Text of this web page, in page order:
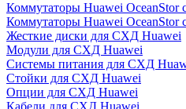
Коммутаторы Huawei OceanStor
Коммутаторы Huawei OceanStor
Жесткие диски для СХД Huawei
Модули для СХД Huawei
Системы питания для СХД
Стойки для СХД Huawei
Опции для СХД Huawei
Кабели для СХД Huawei